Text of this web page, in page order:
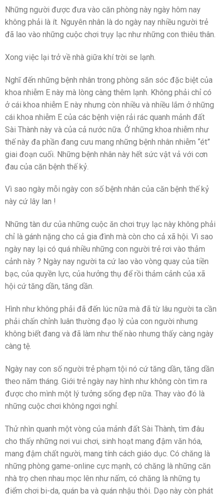
Những người được đưa vào căn phòng này ngày hôm nay
không phải là ít. Nguyên nhân là do ngày nay nhiều người trẻ
đã lao vào những cuộc chơi trụy lạc như những con thiêu thân.
Xong việc lại trở về nhà giữa khí trời se lạnh.
Nghĩ đến những bệnh nhân trong phòng săn sóc đặc biệt của
khoa nhiễm E này mà lòng càng thêm lạnh. Không phải chỉ có
ở cái khoa nhiễm E này nhưng còn nhiều và nhiều lắm ở những
cái khoa nhiễm E của các bệnh viện rải rác quanh mảnh đất
Sài Thành này và của cả nước nữa. Ở những khoa nhiễm như
thế này đa phần đang cưu mang những bệnh nhân nhiễm “ét”
giai đoạn cuối. Những bệnh nhân này hết sức vật vả với cơn
đau của căn bệnh thế kỷ.
Vì sao ngày mỗi ngày con số bệnh nhân của căn bệnh thế kỷ
này cứ lây lan !
Những tàn dư của những cuộc ăn chơi trụy lạc này không phải
chỉ là gánh nặng cho cả gia đình mà còn cho cả xã hội. Vì sao
ngày nay lại có quá nhiều những con người trẻ rơi vào thảm
cảnh này ? Ngày nay người ta cứ lao vào vòng quay của tiền
bạc, của quyền lực, của hưởng thụ để rồi thảm cảnh của xã
hội cứ tăng dần, tăng dần.
Hình như không phải đã đến lúc nữa mà đã từ lâu người ta cần
phải chấn chỉnh luân thường đạo lý của con người nhưng
không biết đang và đã làm như thế nào nhưng thấy càng ngày
càng tệ.
Ngày nay con số người trẻ phạm tội nó cứ tăng dần, tăng dần
theo năm tháng. Giới trẻ ngày nay hình như không còn tìm ra
được cho mình một lý tưởng sống đẹp nữa. Thay vào đó là
những cuộc chơi không ngơi nghỉ.
Thử nhìn quanh một vòng của mảnh đất Sài Thành, tìm đâu
cho thấy những nơi vui chơi, sinh hoạt mang đậm văn hóa,
mang đậm chất người, mang tính cách giáo dục. Có chăng là
những phòng game-online cực mạnh, có chăng là những căn
nhà trọ chen nhau mọc lên như nấm, có chăng là những tụ
điểm chơi bi-da, quán ba và quán nhậu thôi. Dạo này còn phát